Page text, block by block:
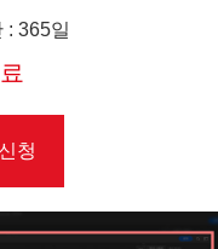
: 365일
청